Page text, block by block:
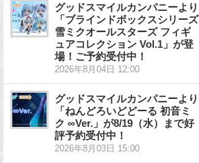
グッドスマイルカンパニーより
「ブラインドボックスシリーズ
雪ミクオールスターズ フィギ
ュアコレクション Vol.1」が登
場！ご予約受付中！
2026年8月04日 12:00
グッドスマイルカンパニーより
「ねんどろいどどーる 初音ミ
ク ∞Ver.」が8/19（水）まで好
評予約受付中！
2026年8月03日 15:00